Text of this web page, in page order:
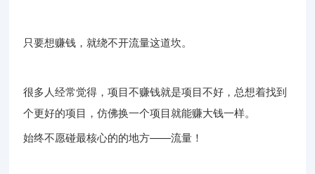
只要想赚钱，就绕不开流量这道坎。
很多人经常觉得，项目不赚钱就是项目不好，总想着找到
个更好的项目，仿佛换一个项目就能赚大钱一样。
始终不愿碰最核心的的地方——流量！